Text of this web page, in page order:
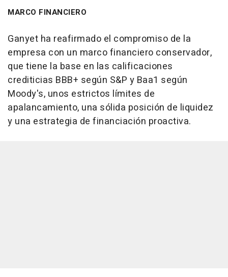
MARCO FINANCIERO
Ganyet ha reafirmado el compromiso de la
empresa con un marco financiero conservador,
que tiene la base en las calificaciones
crediticias BBB+ según S&P y Baa1 según
Moody's, unos estrictos límites de
apalancamiento, una sólida posición de liquidez
y una estrategia de financiación proactiva.